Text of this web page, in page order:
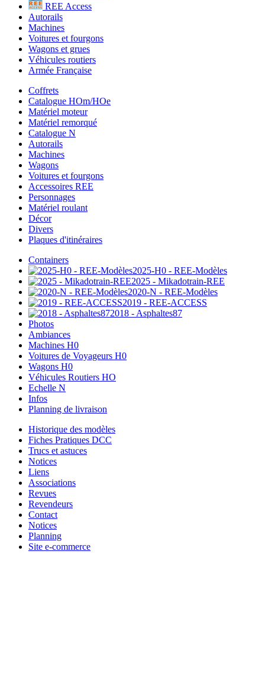
REE Access
Autorails
Machines
Voitures et fourgons
Wagons et grues
Véhicules routiers
Armée Française
Coffrets
Catalogue HOm/HOe
Matériel moteur
Matériel remorqué
Catalogue N
Autorails
Machines
Wagons
Voitures et fourgons
Accessoires REE
Personnages
Matériel roulant
Décor
Divers
Plaques d'itinéraires
Containers
2025-H0 - REE-Modèles
2025 - Mikadotrain-REE
2020-N - REE-Modèles
2019 - REE-ACCESS
2018 - Asphaltes87
Photos
Ambiances
Machines H0
Voitures de Voyageurs H0
Wagons H0
Véhicules Routiers HO
Echelle N
Infos
Planning de livraison
Historique des modèles
Fiches Pratiques DCC
Trucs et astuces
Notices
Liens
Associations
Revues
Revendeurs
Contact
Notices
Planning
Site e-commerce